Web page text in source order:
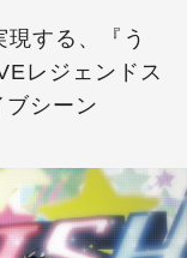
する、『う
レジェンドス
ブシーン